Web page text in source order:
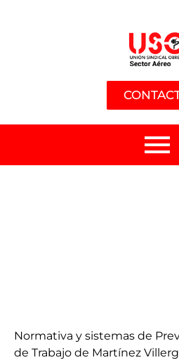
Normativa y sistemas de
de Trabajo de Martínez